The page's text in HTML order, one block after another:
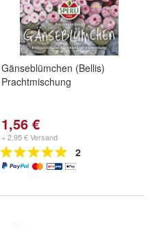
Gänseblümchen (Bellis)
Prachtmischung
1,56 €
+ 2,95 € Versand
2